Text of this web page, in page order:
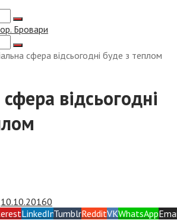
сфера відсьогодні буде з теплом
відсьогодні
10.10.20160
LinkedInTumblrRedditVKWhatsApp